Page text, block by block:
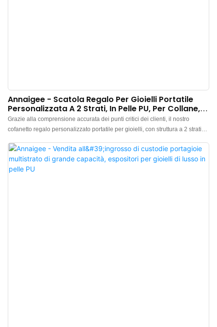
Annaigee - Scatola Regalo Per Gioielli Portatile
Personalizzata A 2 Strati, In Pelle PU, Per Collane,
Orecchini E Anelli.
Grazie alla comprensione accurata dei punti critici dei clienti, il nostro
cofanetto regalo personalizzato portatile per gioielli, con struttura a 2 strati
dalla maggior parte dei clienti sul mercato. I campi di applicazione includono
i cofanetti per gioielli.